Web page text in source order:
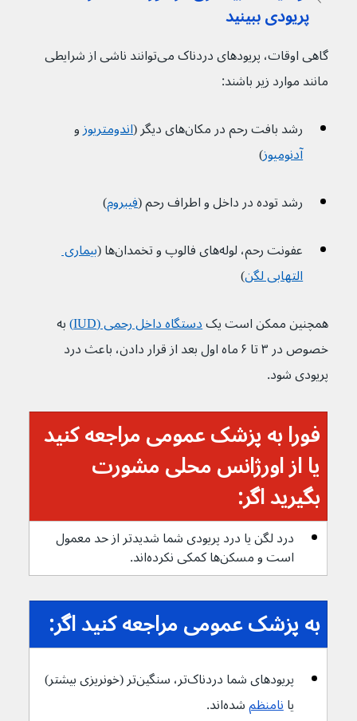
پریودی ببینید
گاهی اوقات، پریودهای دردناک می‌توانند ناشی از شرایطی
مانند موارد زیر باشند:
رشد بافت رحم در مکان‌های دیگر (
اندومتریوز و
آدنومیوز)
رشد توده در داخل و اطراف رحم (فیبروم)
عفونت رحم، لوله‌های فالوپ و تخمدان‌ها (
بیماری
التهابی لگن)
همچنین ممکن است یک دستگاه داخل رحمی (IUD)
به
خصوص در ۳ تا ۶ ماه اول بعد از قرار دادن، باعث درد
پریودی شود.
فورا به پزشک عمومی مراجعه کنید
یا از اورژانس محلی مشورت
بگیرید اگر:
درد لگن یا درد پریودی شما شدیدتر از حد معمول
است و مسکن‌ها کمکی نکرده‌اند.
به پزشک عمومی مراجعه کنید اگر:
پریودهای شما دردناک‌تر، سنگین‌تر (خونریزی بیشتر)
یا نامنظم شده‌اند.